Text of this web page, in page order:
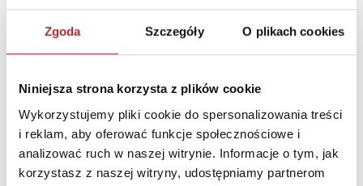
Zgoda Szczegóły O plikach cookies
Niniejsza strona korzysta z plików cookie
Wykorzystujemy pliki cookie do spersonalizowania treści
i reklam, aby oferować funkcje społecznościowe i
analizować ruch w naszej witrynie. Informacje o tym, jak
korzystasz z naszej witryny, udostępniamy partnerom
Miasto
Warszawa-Wesoła
E-mail
gpsr@nk.com.pl
INNI KLIENCI KUPOWALI